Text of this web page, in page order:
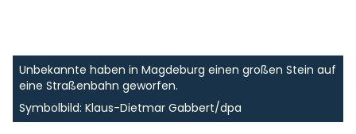
Unbekannte haben in Magdeburg einen großen Stein auf
eine Straßenbahn geworfen.
Symbolbild: Klaus-Dietmar Gabbert/dpa